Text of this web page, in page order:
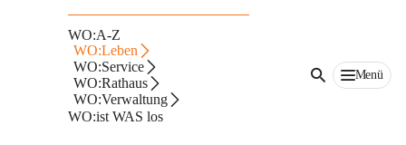
WO:A-Z
WO:Leben
WO:Service
WO:Rathaus
WO:Verwaltung
WO:ist WAS los
Menü
HLW Wolfsberg
@hlw-wolfsberg
Berufsbildende höhere Schule
In CITIES öffnen